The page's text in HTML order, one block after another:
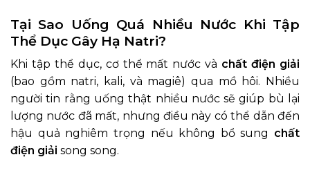
Tại Sao Uống Quá Nhiều Nước Khi Tập
Thể Dục Gây Hạ Natri?
Khi tập thể dục, cơ thể mất nước và chất điện giải
(bao gồm natri, kali, và magiê) qua mồ hôi. Nhiều
người tin rằng uống thật nhiều nước sẽ giúp bù lại
lượng nước đã mất, nhưng điều này có thể dẫn đến
hậu quả nghiêm trọng nếu không bổ sung chất
điện giải song song.